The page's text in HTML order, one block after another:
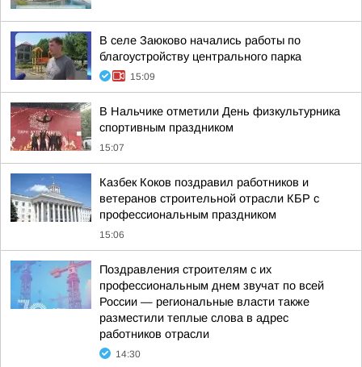
В селе Заюково начались работы по
благоустройству центрального парка
15:09
В Нальчике отметили День физкультурника
спортивным праздником
15:07
Казбек Коков поздравил работников и
ветеранов строительной отрасли КБР с
профессиональным праздником
15:06
Поздравления строителям с их
профессиональным днем звучат по всей
России — региональные власти также
разместили теплые слова в адрес
работников отрасли
14:30